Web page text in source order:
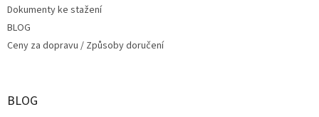
Dokumenty ke stažení
BLOG
Ceny za dopravu / Způsoby doručení
BLOG